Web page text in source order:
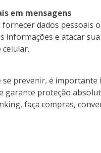
em mensagens
dados pessoais
informações e atacar
prevenir, é
garante proteção
faça compras,